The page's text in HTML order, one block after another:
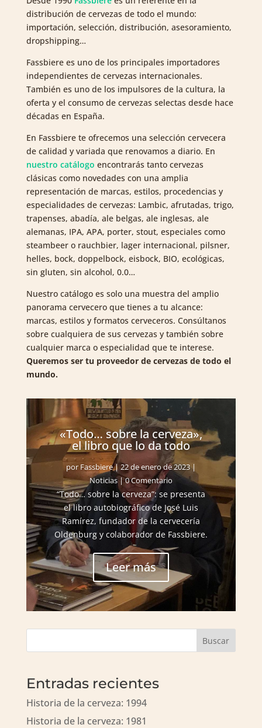
distribución de cervezas de todo el mundo:
importación, selección, distribución, asesoramiento,
dropshipping…
Fassbiere es uno de los principales importadores
independientes de cervezas internacionales.
También es uno de los impulsores de la cultura, la
oferta y el consumo de cervezas selectas desde hace
décadas en España.
En Fassbiere te ofrecemos una selección cervecera
de calidad y variada que renovamos a diario. En
nuestro catálogo encontrarás tanto cervezas
clásicas como novedades con una amplia
representación de marcas, estilos, procedencias y
especialidades de cervezas: Lambic, afrutadas, trigo,
trapenses, abadía, ale belgas, ale inglesas, ale
alemanas, IPA, APA, porter, stout, especiales como
steambeer o rauchbier, lager internacional, pilsner,
helles, bock, doppelbock, eisbock, BIO, ecológicas,
sin gluten, sin alcohol, 0.0…
Nuestro catálogo es solo una muestra del amplio
panorama cervecero que tienes a tu alcance:
marcas, estilos y formatos cerveceros. Consúltanos
sobre cualquiera de sus cervezas y también sobre
cualquier marca o especialidad que te interese.
Queremos ser tu proveedor de cervezas de todo el
mundo.
«Todo… sobre la cerveza»,
el libro que lo da todo
por Fassbiere| 22 de enero de 2023|
Noticias| 0 Comentario
“Todo… sobre la cerveza”: se presenta
el libro autobiográfico de José Luis
Ramírez, fundador de la cervecería
Oldenburg y colaborador de Fassbiere.
Leer más
Buscar
Entradas recientes
Historia de la cerveza: 1994
Historia de la cerveza: 1981